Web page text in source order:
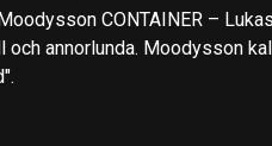
CONTAINER –
annorlunda. Moodysson